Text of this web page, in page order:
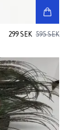
299 SEK 595 SEK